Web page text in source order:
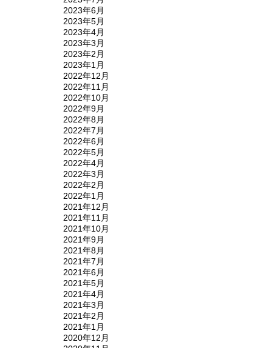
2023年6月
2023年5月
2023年4月
2023年3月
2023年2月
2023年1月
2022年12月
2022年11月
2022年10月
2022年9月
2022年8月
2022年7月
2022年6月
2022年5月
2022年4月
2022年3月
2022年2月
2022年1月
2021年12月
2021年11月
2021年10月
2021年9月
2021年8月
2021年7月
2021年6月
2021年5月
2021年4月
2021年3月
2021年2月
2021年1月
2020年12月